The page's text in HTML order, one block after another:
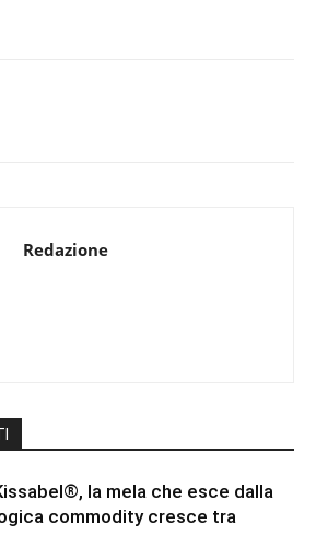
Redazione
la mela che esce dalla
commodity cresce tra